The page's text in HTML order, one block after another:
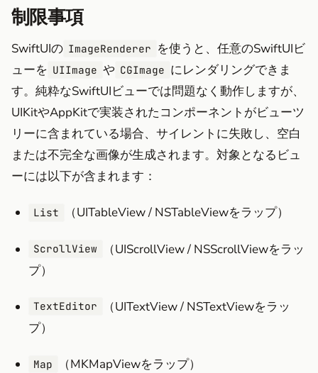
制限事項
SwiftUIの ImageRenderer を使うと、任意のSwiftUIビ
ューを UIImage や CGImage にレンダリングできま
す。純粋なSwiftUIビューでは問題なく動作しますが、
UIKitやAppKitで実装されたコンポーネントがビューツ
リーに含まれている場合、サイレントに失敗し、空白
または不完全な画像が生成されます。対象となるビュ
ーには以下が含まれます：
List （UITableView / NSTableViewをラップ）
ScrollView
（UIScrollView / NSScrollViewをラッ
プ）
TextEditor
（UITextView / NSTextViewをラッ
プ）
Map （MKMapViewをラップ）